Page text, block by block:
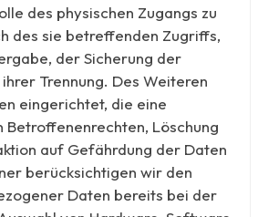
des physischen Zugangs zu
des sie betreffenden Zugriffs,
der Sicherung der
Trennung. Des Weiteren
eingerichtet, die eine
Betroffenenrechten, Löschung
auf Gefährdung der Daten
berücksichtigen wir den
Daten bereits bei der